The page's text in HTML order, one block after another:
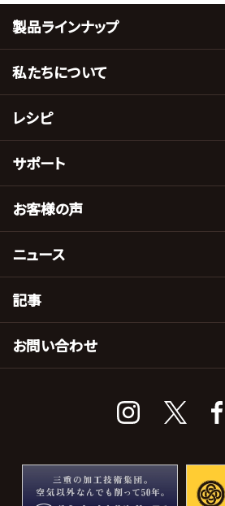
製品ラインナップ
私たちについて
レシピ
サポート
お客様の声
ニュース
記事
お問い合わせ